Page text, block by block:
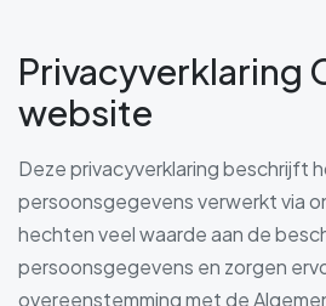
Privacyverklaring
website
Deze privacyverklaring beschrijft
persoonsgegevens verwerkt via
hechten veel waarde aan de
persoonsgegevens en zorgen
overeenstemming met de